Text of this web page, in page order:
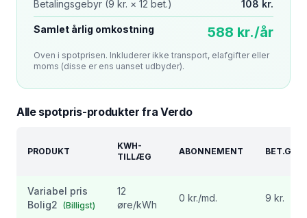
Betalingsgebyr (9 kr. × 12 bet.) 108 kr.
Samlet årlig omkostning 588 kr./år
Oven i spotprisen. Inkluderer ikke transport, elafgifter eller
moms (disse er ens uanset udbyder).
Alle spotpris-produkter fraVerdo
PRODUKT
KWH-
TILLÆG
ABONNEMENT
Variabel pris
Bolig2 (Billigst)
12
øre/kWh
0 kr./md. 9 kr.